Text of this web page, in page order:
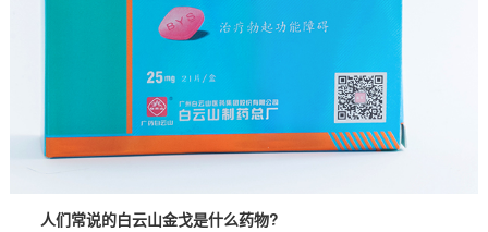
人们常说的白云山金戈是什么药物?